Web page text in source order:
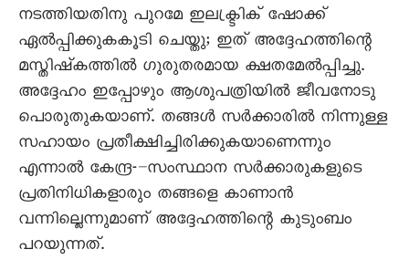
നടത്തിയതിനു പുറമേ ഇലക്ട്രിക് ഷോക്ക്
ഏൽപ്പിക്കുകകൂടി ചെയ്തു; ഇത് അദ്ദേഹത്തിന്റെ
മസ്തിഷ്കത്തിൽ ഗുരുതരമായ ക്ഷതമേൽപ്പിച്ചു.
അദ്ദേഹം ഇപ്പോഴും ആശുപത്രിയിൽ ജീവനോടു
പൊരുതുകയാണ്. തങ്ങൾ സർക്കാരിൽ നിന്നുള്ള
സഹായം പ്രതീക്ഷിച്ചിരിക്കുകയാണെന്നും
എന്നാൽ കേന്ദ്ര-–സംസ്ഥാന സർക്കാരുകളുടെ
പ്രതിനിധികളാരും തങ്ങളെ കാണാൻ
വന്നില്ലെന്നുമാണ് അദ്ദേഹത്തിന്റെ കുടുംബം
പറയുന്നത്.